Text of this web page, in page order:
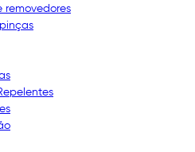
removedores